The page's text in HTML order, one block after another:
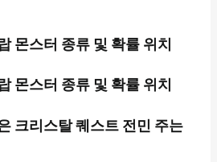
몬스터 종류 및 확률 위치
몬스터 종류 및 확률 위치
크리스탈 퀘스트 전민 주는